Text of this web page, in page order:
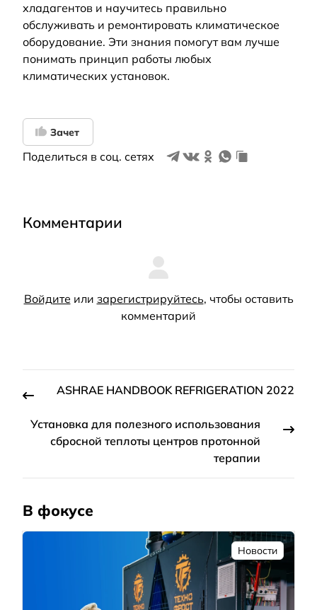
хладагентов и научитесь правильно
обслуживать и ремонтировать климатическое
оборудование. Эти знания помогут вам лучше
понимать принцип работы любых
климатических установок.
Зачет
Поделиться в соц. сетях
Комментарии
Войдите или зарегистрируйтесь, чтобы оставить
комментарий
ASHRAE HANDBOOK REFRIGERATION 2022
Установка для полезного использования
сбросной теплоты центров протонной
терапии
В фокусе
Новости